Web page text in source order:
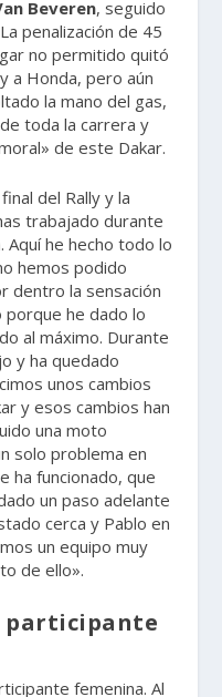
Beveren, seguido
penalización de 45
no permitido quitó
a Honda, pero aún
la mano del gas,
toda la carrera y
de este Dakar.
del Rally y la
trabajado durante
he hecho todo lo
hemos podido
dentro la sensación
porque he dado lo
al máximo. Durante
y ha quedado
unos cambios
y esos cambios han
una moto
solo problema en
ha funcionado, que
un paso adelante
cerca y Pablo en
un equipo muy
de ello».
participante
femenina. Al